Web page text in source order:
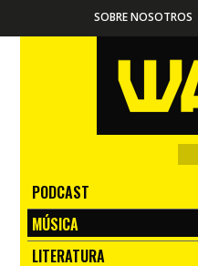
SOBRE NOSOTROS
PODCAST
MÚSICA
LITERATURA